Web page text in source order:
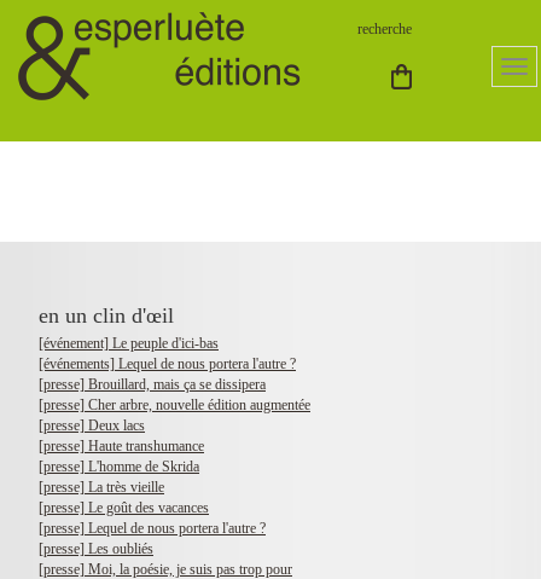
en un clin d'œil
[événement] Le peuple d'ici-bas
[événements] Lequel de nous portera l'autre ?
[presse] Brouillard, mais ça se dissipera
[presse] Cher arbre, nouvelle édition augmentée
[presse] Deux lacs
[presse] Haute transhumance
[presse] L'homme de Skrida
[presse] La très vieille
[presse] Le goût des vacances
[presse] Lequel de nous portera l'autre ?
[presse] Les oubliés
[presse] Moi, la poésie, je suis pas trop pour